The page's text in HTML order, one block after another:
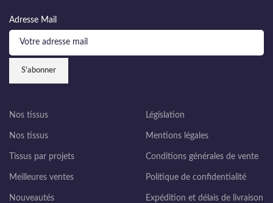
Adresse Mail
Nos tissus
Nos tissus
Tissus par projets
Meilleures ventes
Nouveautés
Législation
Mentions légales
Conditions générales de vente
Politique de confidentialité
Expédition et délais de livraison